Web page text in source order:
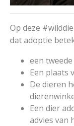
Op deze
dat adoptie
een
Een plaats
De dieren
Een dier
advies van